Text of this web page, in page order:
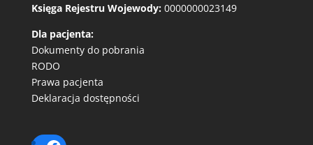
Księga Rejestru Wojewody: 0000000023149
Dla pacjenta:
Dokumenty do pobrania
RODO
Prawa pacjenta
Deklaracja dostępności